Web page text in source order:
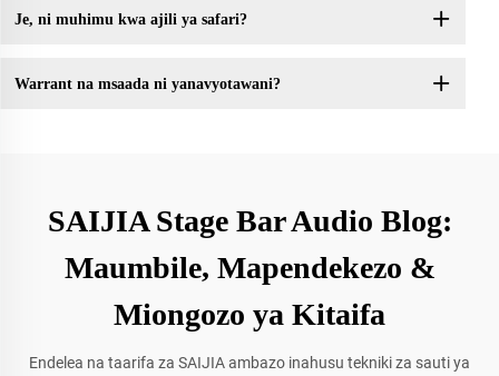
Je, ni muhimu kwa ajili ya safari?
Warrant na msaada ni yanavyotawani?
SAIJIA Stage Bar Audio Blog:
Maumbile, Mapendekezo &
Miongozo ya Kitaifa
Endelea na taarifa za SAIJIA ambazo inahusu tekniki za sauti ya